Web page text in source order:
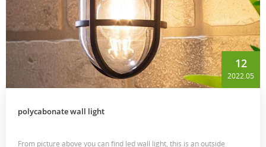
12
2022.05
polycabonate wall light
From picture above you can find led wall light, this is an outside